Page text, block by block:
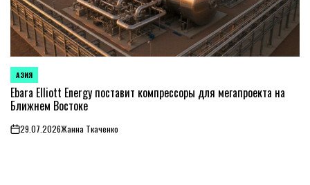
ОПУБЛИКОВАНО
В
АЗИЯ
Ebara Elliott Energy поставит компрессоры для мегапроекта на
Ближнем Востоке
on29.07.2026Жанна Ткаченко